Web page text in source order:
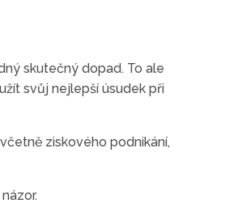
skutečný dopad. To ale
svůj nejlepší úsudek při
ziskového podnikání,